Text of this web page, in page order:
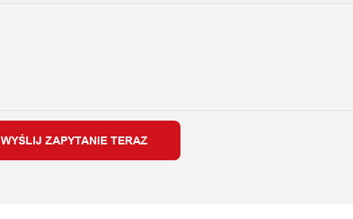
WYŚLIJ ZAPYTANIE TERAZ